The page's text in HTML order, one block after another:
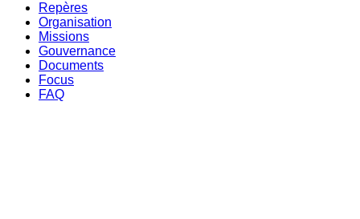
Repères
Organisation
Missions
Gouvernance
Documents
Focus
FAQ